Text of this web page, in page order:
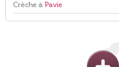
Crèche à Pavie